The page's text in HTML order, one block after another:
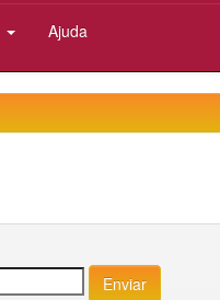
Ajuda